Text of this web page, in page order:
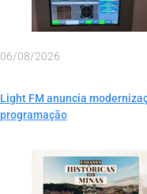
06/08/2026
Light FM anuncia
programação